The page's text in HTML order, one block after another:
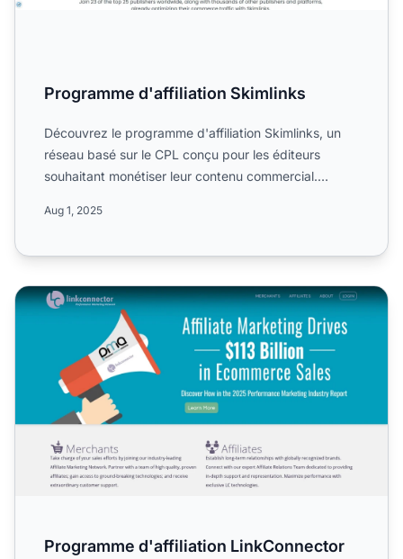
Programme d'affiliation Skimlinks
Découvrez le programme d'affiliation Skimlinks, un
réseau basé sur le CPL conçu pour les éditeurs
souhaitant monétiser leur contenu commercial.
Aug 1, 2025
Programme d'affiliation LinkConnector
Programme d'affiliation LinkConnector